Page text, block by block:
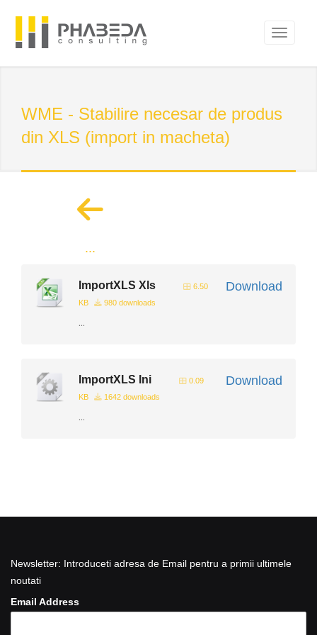
WME - Stabilire necesar de produs
din XLS (import in macheta)
...
Download
ImportXLS Xls
6.50
KB
980 downloads
...
Download
ImportXLS Ini
0.09
KB
1642 downloads
...
Newsletter: Introduceti adresa de Email pentru a primii ultimele
noutati
Email Address